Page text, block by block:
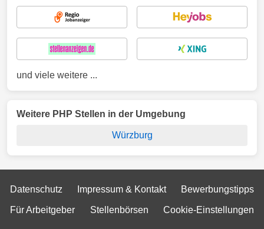
und viele weitere ...
Weitere PHP Stellen in der Umgebung
Würzburg
Datenschutz Impressum & Kontakt Bewerbungstipps
Für Arbeitgeber Stellenbörsen Cookie-Einstellungen